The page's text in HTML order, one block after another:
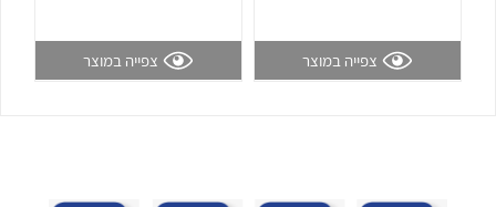
צפייה במוצר צפייה במוצר